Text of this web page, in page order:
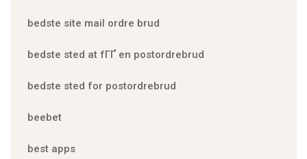
bedste site mail ordre brud
bedste sted at fГҐ en postordrebrud
bedste sted for postordrebrud
beebet
best apps